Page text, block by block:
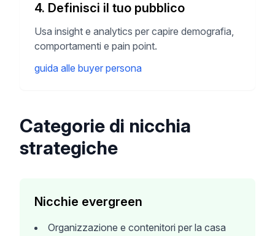
4. Definisci il tuo pubblico
Usa insight e analytics per capire demografia,
comportamenti e pain point.
guida alle buyer persona
Categorie di nicchia
strategiche
Nicchie evergreen
Organizzazione e contenitori per la casa